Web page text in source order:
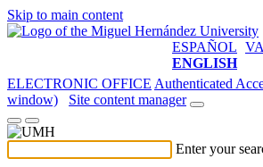
Skip to main content
ESPAÑOL
ENGLISH
ELECTRONIC OFFICE Authenticated
window)
Site content manager
Enter your